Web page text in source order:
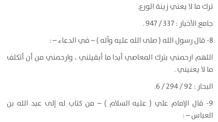
ترك ما لا يعني زينة الورع.
جامع الأخبار : 337 / 947 .
8- قال رسول الله ( صلى الله عليه وآله ) – في الدعاء – :
اللهم ارحمني بترك المعاصي أبدا ما أبقيتني ، وارحمني من أن أتكلف
ما لا يعنيني .
البحار : 92 / 294 / 6.
9- قال الإمام علي ( عليه السلام ) – من كتاب له إلى عبد الله بن
العباس – :